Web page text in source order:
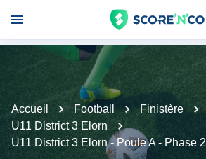
Accueil Football
Finistère
U11 District 3 Elorn
U11 District 3 Elorn - Poule A - Phase 2